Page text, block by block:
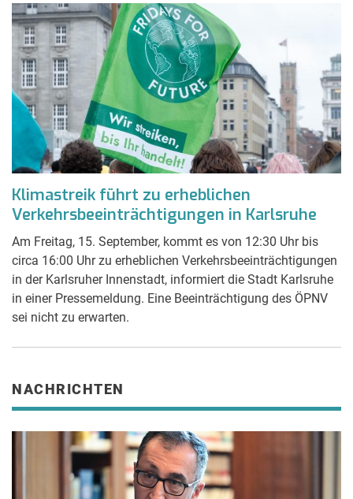
Klimastreik führt zu erheblichen
Verkehrsbeeinträchtigungen in Karlsruhe
Am Freitag, 15. September, kommt es von 12:30 Uhr bis
circa 16:00 Uhr zu erheblichen Verkehrsbeeinträchtigungen
in der Karlsruher Innenstadt, informiert die Stadt Karlsruhe
in einer Pressemeldung. Eine Beeinträchtigung des ÖPNV
sei nicht zu erwarten.
NACHRICHTEN